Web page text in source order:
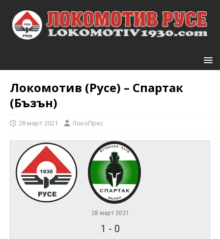
Локомотив (Русе) – Спартак
(Бъзън)
28 март 2021 ЛокоПрес
28 март 2021
1 - 0